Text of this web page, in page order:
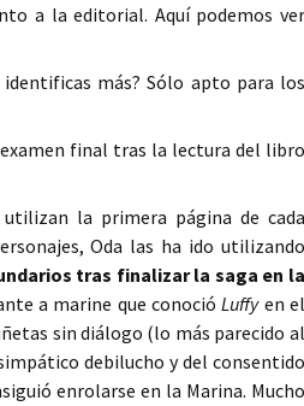
a la editorial. Aquí podemos ver
más? Sólo apto para los
final tras la lectura del libro
la primera página de cada
Oda las ha ido utilizando
tras finalizar la saga en la
a marine que conocióLuffyen el
sin diálogo (lo más parecido al
debilucho y del consentido
enrolarse en la Marina. Mucho